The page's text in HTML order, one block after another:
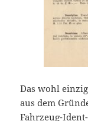
Das wohl
aus dem
Fahrzeug-